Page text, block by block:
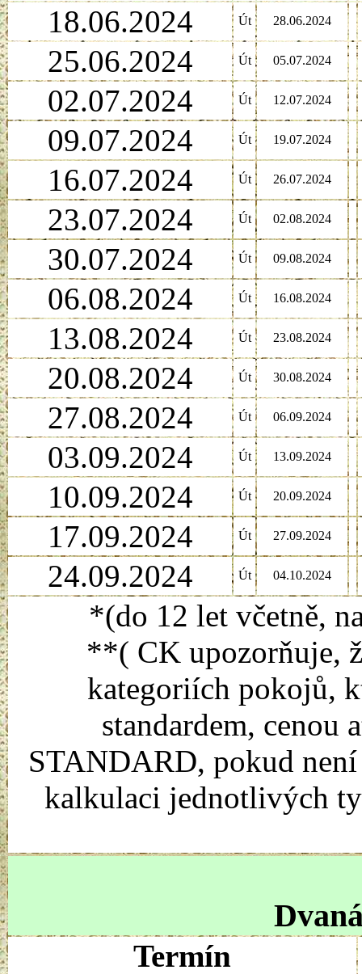
18.06.2024 Út 28.06.2024
25.06.2024 Út 05.07.2024
02.07.2024 Út 12.07.2024
09.07.2024 Út 19.07.2024
16.07.2024 Út 26.07.2024
23.07.2024 Út 02.08.2024
30.07.2024 Út 09.08.2024
06.08.2024 Út 16.08.2024
13.08.2024 Út 23.08.2024
20.08.2024 Út 30.08.2024
27.08.2024 Út 06.09.2024
03.09.2024 Út 13.09.2024
10.09.2024 Út 20.09.2024
17.09.2024 Út 27.09.2024
24.09.2024 Út 04.10.2024
*(do 12 let včetně,
**( CK upozorňuje,
kategoriích pokojů,
standardem,
STANDARD, pokud
kalkulaci jednotlivých
Termín